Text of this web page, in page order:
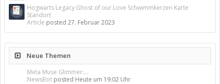
Hogwarts Legacy Ghost of our Love Schwimmkerzen Karte
Standort
Article posted 27. Februar 2023
Neue Themen
Meta Muse Glimmer:...
NewsBot posted Heute um 19:02 Uhr